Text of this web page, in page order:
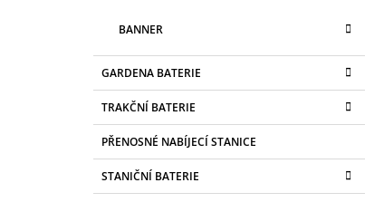
BANNER
GARDENA BATERIE
TRAKČNÍ BATERIE
PŘENOSNÉ NABÍJECÍ STANICE
STANIČNÍ BATERIE